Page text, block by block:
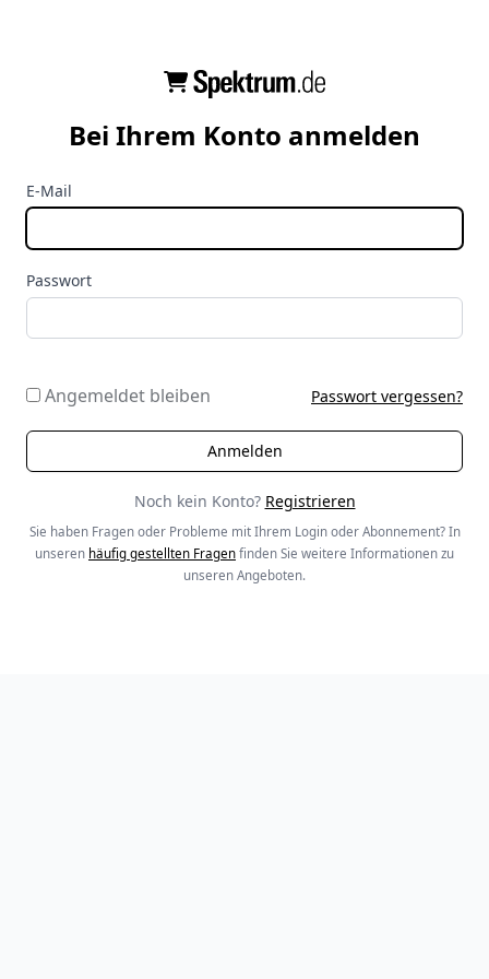
Bei Ihrem Konto anmelden
E-Mail
Passwort
Angemeldet bleiben Passwort vergessen?
Noch kein Konto? Registrieren
Sie haben Fragen oder Probleme mit Ihrem Login oder Abonnement? In
unseren häufig gestellten Fragen finden Sie weitere Informationen zu
unseren Angeboten.